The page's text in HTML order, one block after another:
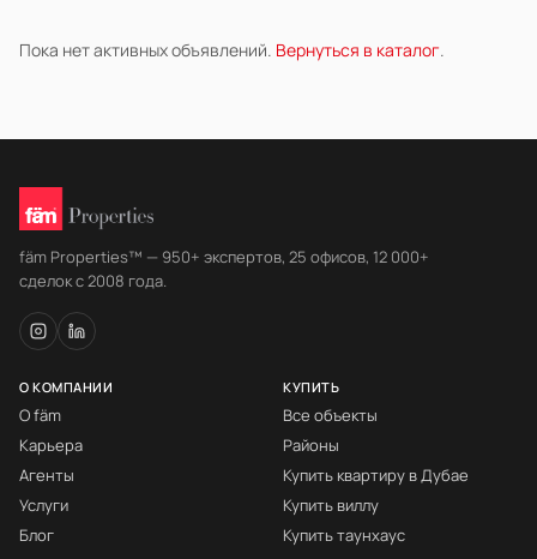
Пока нет активных объявлений. Вернуться в каталог.
fäm Properties™ — 950+ экспертов, 25 офисов, 12 000+
сделок с 2008 года.
О КОМПАНИИ
О fäm
Карьера
Агенты
Услуги
Блог
КУПИТЬ
Все объекты
Районы
Купить квартиру в Дубае
Купить виллу
Купить таунхаус